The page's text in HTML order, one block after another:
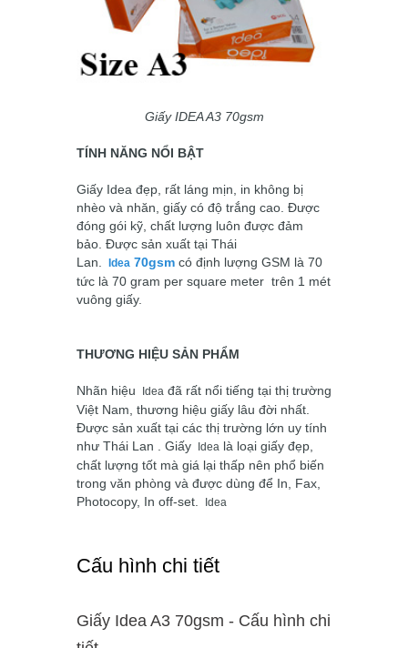
Giấy IDEA A3 70gsm
TÍNH NĂNG NỔI BẬT
Giấy Idea đẹp, rất láng mịn, in không bị
nhèo và nhăn, giấy có độ trắng cao. Được
đóng gói kỹ, chất lượng luôn được đảm
bảo. Được sản xuất tại Thái
Lan.
Idea 70gsm có định lượng GSM là 70
tức là 70 gram per square meter trên 1 mét
vuông giấy.
THƯƠNG HIỆU SẢN PHẨM
Nhãn hiệu Idea đã rất nổi tiếng tại thị trường
Việt Nam, thương hiệu giấy lâu đời nhất.
Được sản xuất tại các thị trường lớn uy tính
như Thái Lan . Giấy
Idea là loại giấy đẹp,
chất lượng tốt mà giá lại thấp nên phổ biến
trong văn phòng và được dùng để In, Fax,
Photocopy, In off-set.
Idea
Cấu hình chi tiết
Giấy Idea A3 70gsm - Cấu hình chi